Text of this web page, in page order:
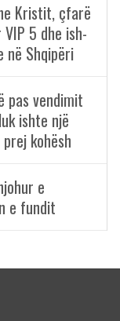
Kristit, çfarë
5 dhe ish-
Shqipëri
pas vendimit
ishte një
kohësh
e
e fundit